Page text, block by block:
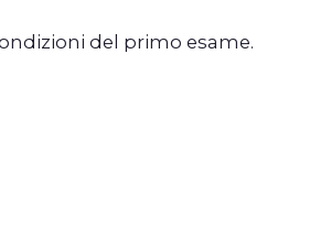
del primo esame.